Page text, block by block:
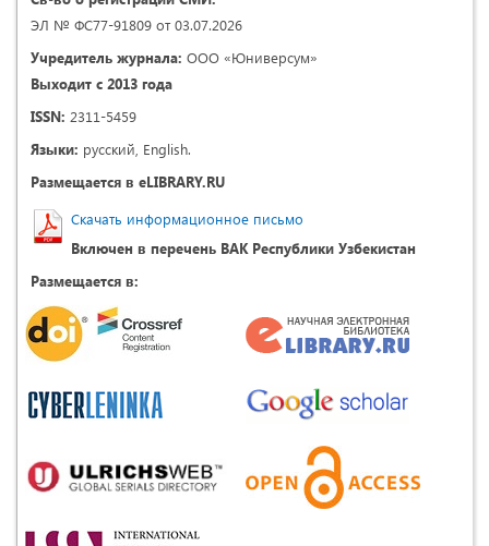
ЭЛ № ФС77-91809 от 03.07.2026
Учредитель журнала: ООО «Юниверсум»
Выходит с 2013 года
ISSN: 2311-5459
Языки: русский, English.
Размещается в eLIBRARY.RU
Скачать информационное письмо
Включен в перечень ВАК Республики Узбекистан
Размещается в: